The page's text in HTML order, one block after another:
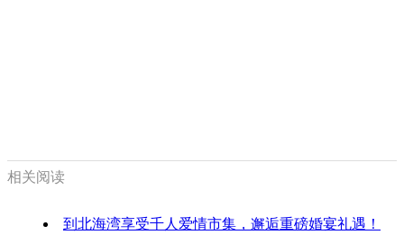
相关阅读
到北海湾享受千人爱情市集，邂逅重磅婚宴礼遇！